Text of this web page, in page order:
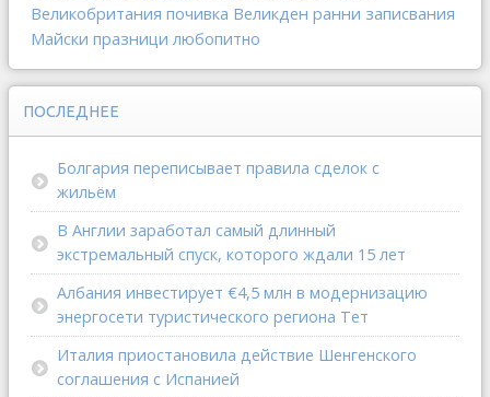
Великобритания почивка Великден ранни записвания
Майски празници любопитно
ПОСЛЕДНЕЕ
Болгария переписывает правила сделок с
жильём
В Англии заработал самый длинный
экстремальный спуск, которого ждали 15 лет
Албания инвестирует €4,5 млн в модернизацию
энергосети туристического региона Тет
Италия приостановила действие Шенгенского
соглашения с Испанией